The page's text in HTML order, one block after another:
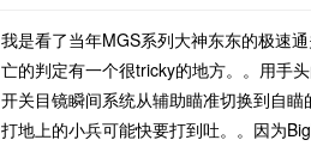
我是看了当年MGS系列大神东东的极速
亡的判定有一个很tricky的地方。。用手
开关目镜瞬间系统从辅助瞄准切换到自
打地上的小兵可能快要打到吐。。因为